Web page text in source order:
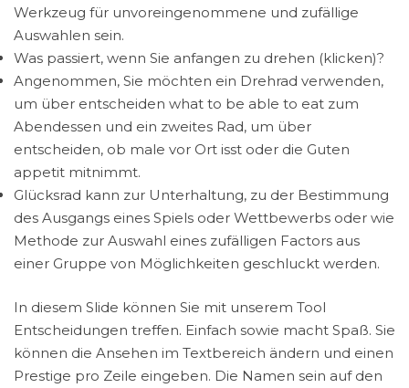
Werkzeug für unvoreingenommene und zufällige
Auswahlen sein.
Was passiert, wenn Sie anfangen zu drehen (klicken)?
Angenommen, Sie möchten ein Drehrad verwenden,
um über entscheiden what to be able to eat zum
Abendessen und ein zweites Rad, um über
entscheiden, ob male vor Ort isst oder die Guten
appetit mitnimmt.
Glücksrad kann zur Unterhaltung, zu der Bestimmung
des Ausgangs eines Spiels oder Wettbewerbs oder wie
Methode zur Auswahl eines zufälligen Factors aus
einer Gruppe von Möglichkeiten geschluckt werden.
In diesem Slide können Sie mit unserem Tool
Entscheidungen treffen. Einfach sowie macht Spaß. Sie
können die Ansehen im Textbereich ändern und einen
Prestige pro Zeile eingeben. Die Namen sein auf den